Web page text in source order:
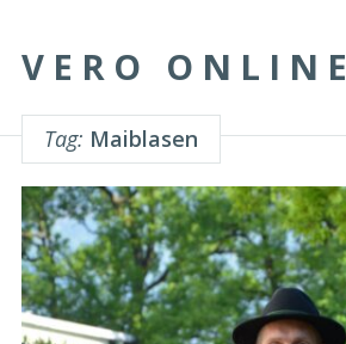
VERO ONLINE
Tag: Maiblasen